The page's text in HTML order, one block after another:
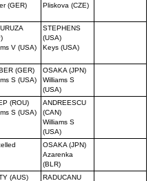
(GER)
Pliskova (CZE)
V (USA)
STEPHENS
(USA)
Keys (USA)
(GER)
S (USA)
OSAKA (JPN)
Williams S
(USA)
(ROU)
S (USA)
ANDREESCU
(CAN)
Williams S
(USA)
OSAKA (JPN)
Azarenka
(BLR)
(AUS)
RADUCANU